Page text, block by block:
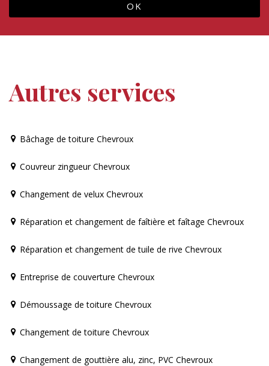
Autres services
Bâchage de toiture Chevroux
Couvreur zingueur Chevroux
Changement de velux Chevroux
Réparation et changement de faîtière et faîtage Chevroux
Réparation et changement de tuile de rive Chevroux
Entreprise de couverture Chevroux
Démoussage de toiture Chevroux
Changement de toiture Chevroux
Changement de gouttière alu, zinc, PVC Chevroux